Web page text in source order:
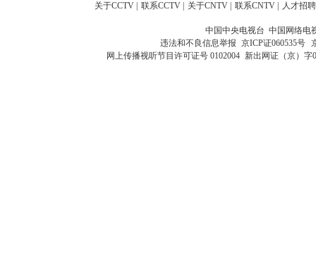
关于CCTV 联系CCTV 关于CNTV 联系CNTV 人才招聘
中国中央电视台 中国网络电
违法和不良信息举报 京ICP证060535号
网上传播视听节目许可证号 0102004 新出网证（京）